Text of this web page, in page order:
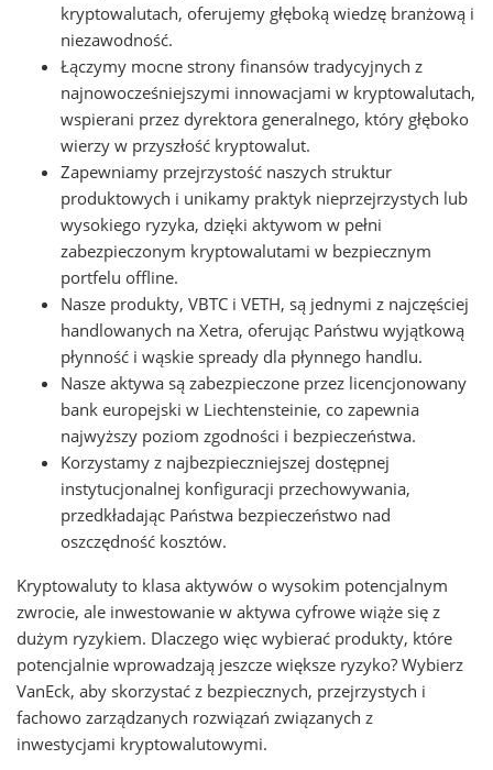
kryptowalutach, oferujemy głęboką wiedzę branżową i
niezawodność.
Łączymy mocne strony finansów tradycyjnych z
najnowocześniejszymi innowacjami w kryptowalutach,
wspierani przez dyrektora generalnego, który głęboko
wierzy w przyszłość kryptowalut.
Zapewniamy przejrzystość naszych struktur
produktowych i unikamy praktyk nieprzejrzystych lub
wysokiego ryzyka, dzięki aktywom w pełni
zabezpieczonym kryptowalutami w bezpiecznym
portfelu offline.
Nasze produkty, VBTC i VETH, są jednymi z najczęściej
handlowanych na Xetra, oferując Państwu wyjątkową
płynność i wąskie spready dla płynnego handlu.
Nasze aktywa są zabezpieczone przez licencjonowany
bank europejski w Liechtensteinie, co zapewnia
najwyższy poziom zgodności i bezpieczeństwa.
Korzystamy z najbezpieczniejszej dostępnej
instytucjonalnej konfiguracji przechowywania,
przedkładając Państwa bezpieczeństwo nad
oszczędność kosztów.
Kryptowaluty to klasa aktywów o wysokim potencjalnym
zwrocie, ale inwestowanie w aktywa cyfrowe wiąże się z
dużym ryzykiem. Dlaczego więc wybierać produkty, które
potencjalnie wprowadzają jeszcze większe ryzyko? Wybierz
VanEck, aby skorzystać z bezpiecznych, przejrzystych i
fachowo zarządzanych rozwiązań związanych z
inwestycjami kryptowalutowymi.